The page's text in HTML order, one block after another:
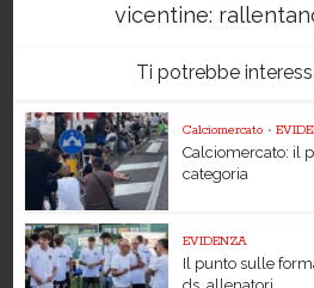
vicentine:
Ti potrebbe
Calciomercato •
Calciomercato: il
categoria
EVIDENZA
Il punto sulle